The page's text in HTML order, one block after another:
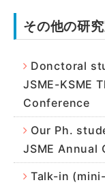
その他の研
Donctoral
JSME-KSME
Conference
Our Ph.
JSME Annual
Talk-in